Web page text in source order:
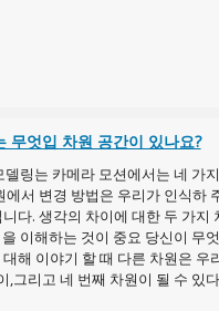
무엇입 차원 공간이 있나요?
델링는 카메라 모션에서는 네 가
에서 변경 방법은 우리가 인식하
다. 생각의 차이에 대한 두 가지
이해하는 것이 중요 당신이 무
해 이야기 할 때 다른 차원은 우
,그리고 네 번째 차원이 될 수 있